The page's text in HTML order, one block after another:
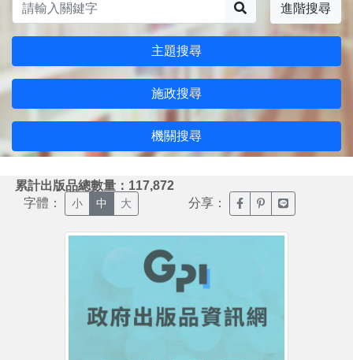
進階搜尋
主題搜尋
施政搜尋
機關搜尋
累計出版品總數量：117,872
字體： 小 中 大 分享： 臉書分享(另開新視窗)
噗浪分享(另開新
Line分享(另